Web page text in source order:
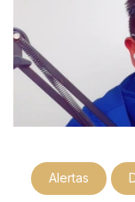
Alertas